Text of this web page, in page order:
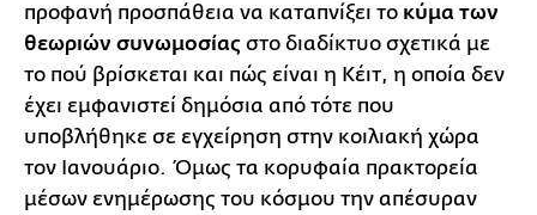
προφανή προσπάθεια να καταπνίξει το κύμα των
θεωριών συνωμοσίας στο διαδίκτυο σχετικά με
το πού βρίσκεται και πώς είναι η Κέιτ, η οποία δεν
έχει εμφανιστεί δημόσια από τότε που
υποβλήθηκε σε εγχείρηση στην κοιλιακή χώρα
τον Ιανουάριο. Όμως τα κορυφαία πρακτορεία
μέσων ενημέρωσης του κόσμου την απέσυραν